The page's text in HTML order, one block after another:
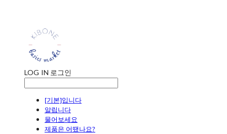
LOG IN 로그인
[기본]입니다
알립니다
물어보세요
제품은 어땠나요?